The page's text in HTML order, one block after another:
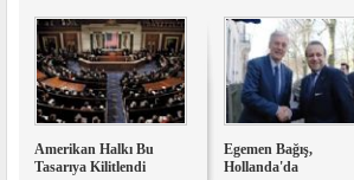
Amerikan Halkı Bu
Tasarıya Kilitlendi
Egemen Bağış,
Hollanda'da